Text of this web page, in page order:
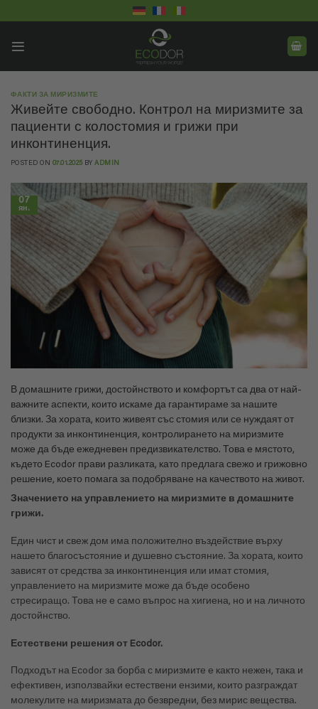
to
ФАКТИ ЗА МИРИЗМИТЕ
Живейте свободно. Контрол на миризмите за
пациенти с колостомия и грижи при
инконтиненция.
POSTED ON 07.01.2025 BYADMIN
07
ян.
В домашните грижи, достойнството и комфортът са два от най-
важните аспекти, които искаме да гарантираме за нашите
близки. За хората, които живеят със стомия или се нуждаят от
продукти за инконтиненция, контролирането на миризмите
може да бъде ежедневен предизвикателство. Това е мястото,
където Ecodor прави разликата, като предлага свежо и грижовно
решение, което помага за подобряване на качеството на живот.
Значението на управлението на миризмите в домашните
грижи.
Един чист и свеж дом има положително въздействие върху
нашето благосъстояние и душевно състояние. За хората, които
зависят от средства за инконтиненция или имат стомия,
управлението на миризмите може да бъде особено
стресиращо. Това не е само въпрос на хигиена, но и на личното
достойнство.
Естествени решения от Ecodor.
Подходът на Ecodor за борба с миризмите е както нежен, така и
ефективен, използвайки естествени ензими, които разграждат
молекулите на миризмата до безвредни, без мирис вещества.